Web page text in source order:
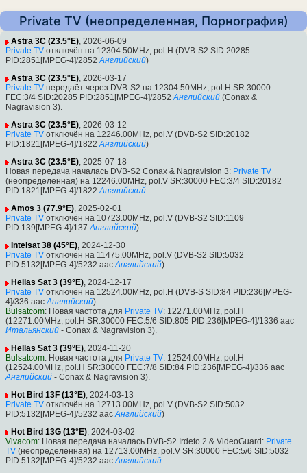
Private TV (неопределенная, Порнография)
Astra 3C (23.5°E), 2026-06-09
Private TV отключён на 12304.50MHz, pol.H (DVB-S2 SID:20285
PID:2851[MPEG-4]/2852 Английский)
Astra 3C (23.5°E), 2026-03-17
Private TV передаёт через DVB-S2 на 12304.50MHz, pol.H SR:30000
FEC:3/4 SID:20285 PID:2851[MPEG-4]/2852 Английский (Conax &
Nagravision 3).
Astra 3C (23.5°E), 2026-03-12
Private TV отключён на 12246.00MHz, pol.V (DVB-S2 SID:20182
PID:1821[MPEG-4]/1822 Английский)
Astra 3C (23.5°E), 2025-07-18
Новая передача началась DVB-S2 Conax & Nagravision 3: Private TV
(неопределенная) на 12246.00MHz, pol.V SR:30000 FEC:3/4 SID:20182
PID:1821[MPEG-4]/1822 Английский.
Amos 3 (77.9°E), 2025-02-01
Private TV отключён на 10723.00MHz, pol.V (DVB-S2 SID:1109
PID:139[MPEG-4]/137 Английский)
Intelsat 38 (45°E), 2024-12-30
Private TV отключён на 11475.00MHz, pol.V (DVB-S2 SID:5032
PID:5132[MPEG-4]/5232 aac Английский)
Hellas Sat 3 (39°E), 2024-12-17
Private TV отключён на 12524.00MHz, pol.H (DVB-S SID:84 PID:236[MPEG-
4]/336 aac Английский)
Bulsatcom: Новая частота для Private TV: 12271.00MHz, pol.H
(12271.00MHz, pol.H SR:30000 FEC:5/6 SID:805 PID:236[MPEG-4]/1336 aac
Итальянский - Conax & Nagravision 3).
Hellas Sat 3 (39°E), 2024-11-20
Bulsatcom: Новая частота для Private TV: 12524.00MHz, pol.H
(12524.00MHz, pol.H SR:30000 FEC:7/8 SID:84 PID:236[MPEG-4]/336 aac
Английский - Conax & Nagravision 3).
Hot Bird 13F (13°E), 2024-03-13
Private TV отключён на 12713.00MHz, pol.V (DVB-S2 SID:5032
PID:5132[MPEG-4]/5232 aac Английский)
Hot Bird 13G (13°E), 2024-03-02
Vivacom: Новая передача началась DVB-S2 Irdeto 2 & VideoGuard: Private
TV (неопределенная) на 12713.00MHz, pol.V SR:30000 FEC:5/6 SID:5032
PID:5132[MPEG-4]/5232 aac Английский.